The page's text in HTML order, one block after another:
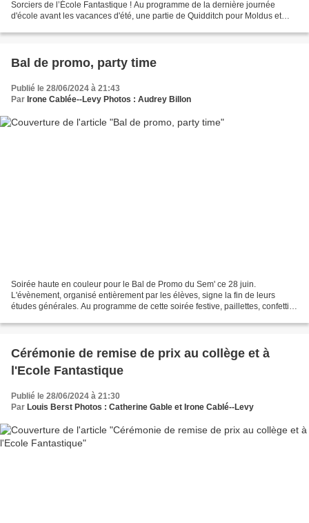
Sorciers de l’École Fantastique ! Au programme de la dernière journée
d'école avant les vacances d'été, une partie de Quidditch pour Moldus et
Bal de promo, party time
Publié le 28/06/2024 à 21:43
Par Irone Cablée--Levy Photos : Audrey Billon
Soirée haute en couleur pour le Bal de Promo du Sem' ce 28 juin.
L'évènement, organisé entièrement par les élèves, signe la fin de leurs
études générales. Au programme de cette soirée festive, paillettes, confetti,
Cérémonie de remise de prix au collège et à
l'Ecole Fantastique
Publié le 28/06/2024 à 21:30
Par Louis Berst Photos : Catherine Gable et Irone Cablé--Levy